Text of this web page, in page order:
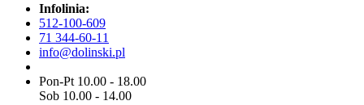
Infolinia:
512-100-609
71 344-60-11
info@dolinski.pl
Pon-Pt 10.00 - 18.00
Sob 10.00 - 14.00